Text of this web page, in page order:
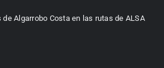
Algarrobo Costa en las rutas de ALSA